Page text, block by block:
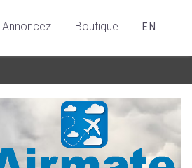
Annoncez Boutique EN